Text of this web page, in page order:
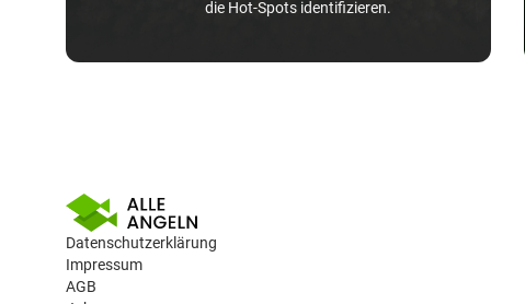
die Hot-Spots identifizieren.
Datenschutzerklärung
Impressum
AGB